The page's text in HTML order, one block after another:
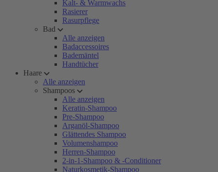
Kalt- & Warmwachs
Rasierer
Rasurpflege
Bad
Alle anzeigen
Badaccessoires
Bademäntel
Handtücher
Haare
Alle anzeigen
Shampoos
Alle anzeigen
Keratin-Shampoo
Pre-Shampoo
Arganöl-Shampoo
Glättendes Shampoo
Volumenshampoo
Herren-Shampoo
2-in-1-Shampoo & -Conditioner
Naturkosmetik-Shampoo